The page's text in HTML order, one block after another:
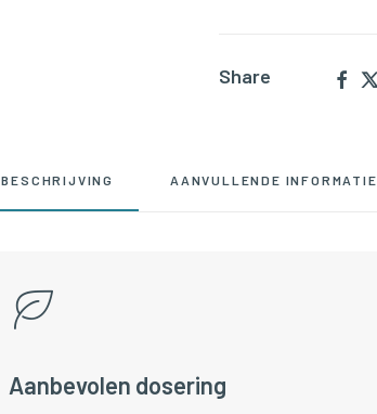
Share
BESCHRIJVING AANVULLENDE INFORMATIE
Aanbevolen dosering